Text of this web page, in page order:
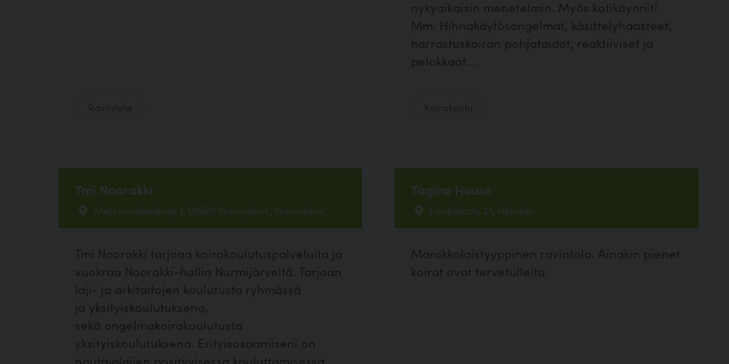
nykyaikaisin menetelmin. Myös kotikäynnit!
Mm. Hihnakäytösongelmat, käsittelyhaasteet,
harrastuskoiran pohjataidot, reaktiiviset ja
pelokkaat...
Tmi Noorakki
Metsämiehenkuja 1, 01900 Nurmijärvi , Nurmijärvi
Tmi Noorakki tarjoaa koirakoulutuspalveluita ja
vuokraa Noorakki-hallia Nurmijärveltä. Tarjoan
laji- ja arkitaitojen koulutusta ryhmässä
ja yksityiskoulutuksena,
sekä ongelmakoirakoulutusta
yksityiskoulutuksena. Erityisosaamiseni on
noutajalajien positiivisessa kouluttamisessa...
Tagine House
Eerikinkatu 21, Helsinki
Marokkolaistyyppinen ravintola. Ainakin pienet
koirat ovat tervetulleita.